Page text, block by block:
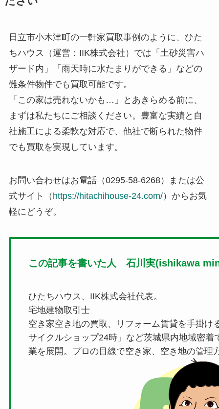
日立市小木津町の一軒家買取事例のように、ひた
ちハウス（運営：IIK株式会社）では「土砂災害ハ
ザード内」「雨天時に水たまりができる」などの
難条件物件でも買取可能です。
「この家は売れないかも…」とあきらめる前に、
まずは私たちにご相談ください。豊富な実績と自
社施工による柔軟な対応で、他社で断られた物件
でも買取を実現しています。
お問い合わせはお電話（0295-58-6268）または公
式サイト（ https://hitachihouse-24.com/）からお気
軽にどうぞ。
この記事を書いた人 石川実(ishikawa
ひたちハウス、IIK株式会社代表。
宅地建物取引士
空き家空き地の買取、リフォーム賃貸を手掛け
サイクルショップ24時」など茨城県内地域密
業を展開。プロの目線で空き家、空き地の管理